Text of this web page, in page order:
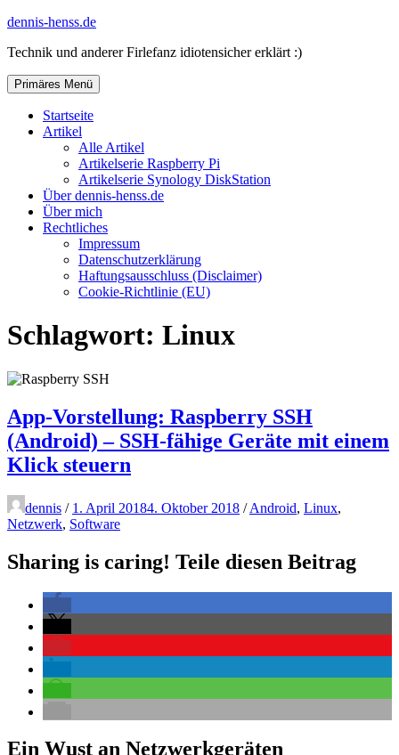
Zum
springen
dennis-henss.de
Technik und anderer Firlefanz idiotensicher erklärt :)
Primäres Menü
Startseite
Artikel
Alle Artikel
Artikelserie Raspberry Pi
Artikelserie Synology DiskStation
Über dennis-henss.de
Über mich
Rechtliches
Impressum
Datenschutzerklärung
Haftungsausschluss (Disclaimer)
Cookie-Richtlinie (EU)
Schlagwort: Linux
App-Vorstellung: Raspberry SSH
(Android) – SSH-fähige Geräte mit einem
Klick steuern
dennis / 1. April 20184. Oktober 2018 / Android, Linux,
Netzwerk, Software
Sharing is caring! Teile diesen Beitrag
Ein Wust an Netzwerkgeräten